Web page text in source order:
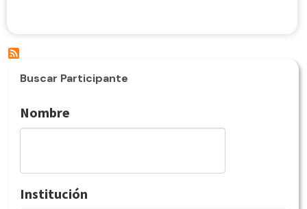
Buscar Participante
Nombre
Institución